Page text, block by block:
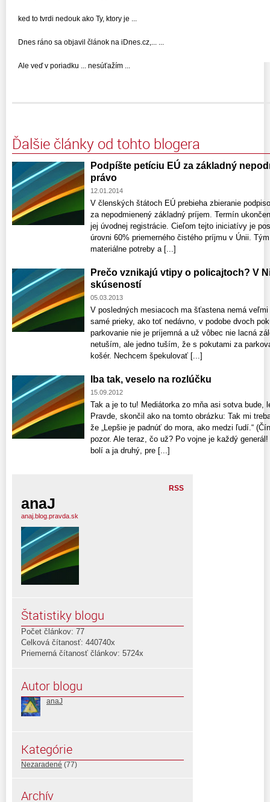
ked to tvrdi nedouk ako Ty, ktory je ...
Dnes ráno sa objavil článok na iDnes.cz,... ...
Ale veď v poriadku ... nesúťažím ...
Ďalšie články od tohto blogera
Podpíšte petíciu EÚ za základný
právo
12.01.2014
V členských štátoch EÚ prebieha zbieranie
za nepodmienený základný príjem. Termín
jej úvodnej registrácie. Cieľom tejto iniciatívy je
úrovni 60% priemerného čistého príjmu v Únii.
materiálne potreby a [...]
Prečo vznikajú vtipy o policajtoch? V
skúseností
05.03.2013
V posledných mesiacoch ma šťastena nemá
samé prieky, ako toť nedávno, v podobe dvoch
parkovanie nie je príjemná a už vôbec nie lacná
netuším, ale jedno tuším, že s pokutami za
košér. Nechcem špekulovať [...]
Iba tak, veselo na rozlúčku
15.09.2012
Tak a je to tu! Mediátorka zo mňa asi sotva bude,
Pravde, skončil ako na tomto obrázku: Tak mi
že „Lepšie je padnúť do mora, ako medzi ľudí.“
pozor. Ale teraz, čo už? Po vojne je každý
bolí a ja druhý, pre [...]
RSS
anaJ
anaj.blog.pravda.sk
Štatistiky blogu
Počet článkov: 77
Celková čítanosť: 440740x
Priemerná čítanosť článkov: 5724x
Autor blogu
anaJ
Kategórie
Nezaradené (77)
Archív